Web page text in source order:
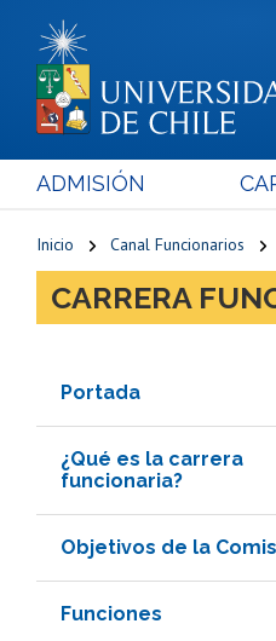
ADMISIÓN
Inicio Canal Funcionarios
CARRERA
Portada
¿Qué es la carrera
funcionaria?
Objetivos de la
Funciones